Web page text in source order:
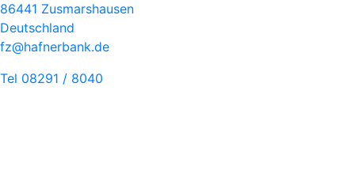
86441 Zusmarshausen
Deutschland
fz@hafnerbank.de
Tel 08291 / 8040